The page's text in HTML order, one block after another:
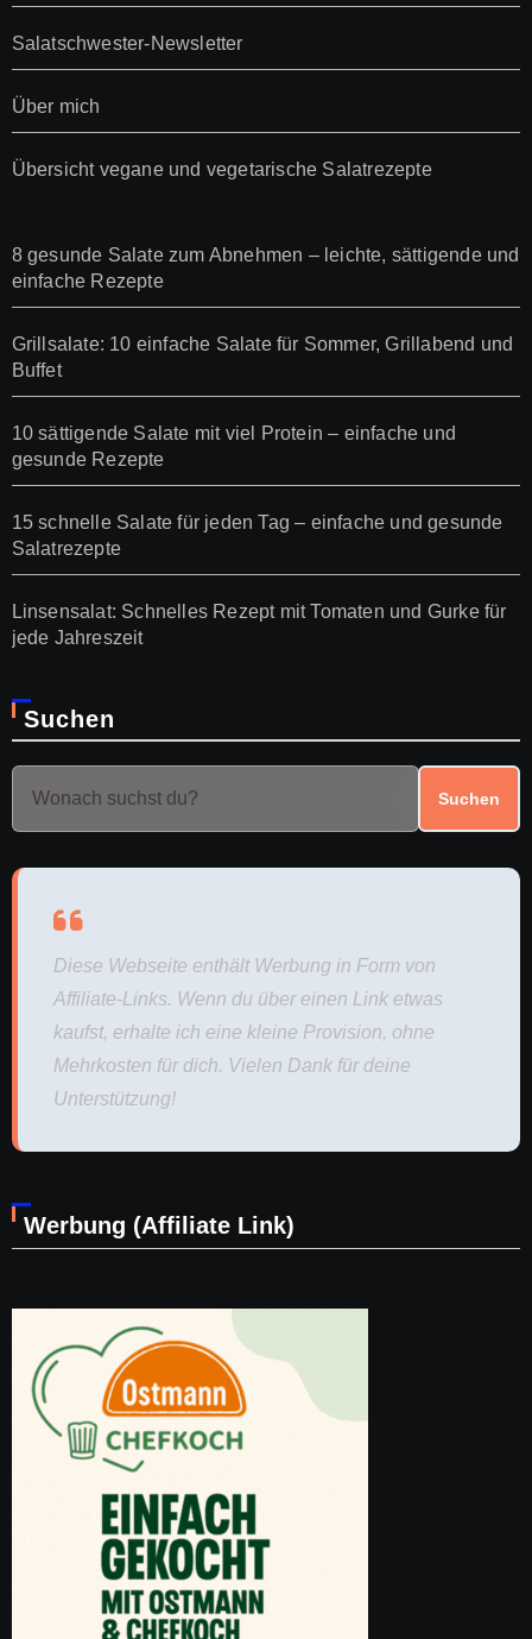
Salatschwester-Newsletter
Über mich
Übersicht vegane und vegetarische Salatrezepte
8 gesunde Salate zum Abnehmen – leichte, sättigende und
einfache Rezepte
Grillsalate: 10 einfache Salate für Sommer, Grillabend und
Buffet
10 sättigende Salate mit viel Protein – einfache und
gesunde Rezepte
15 schnelle Salate für jeden Tag – einfache und gesunde
Salatrezepte
Linsensalat: Schnelles Rezept mit Tomaten und Gurke für
jede Jahreszeit
Suchen
Suchen
Diese Webseite enthält Werbung in Form von
Affiliate-Links. Wenn du über einen Link etwas
kaufst, erhalte ich eine kleine Provision, ohne
Mehrkosten für dich. Vielen Dank für deine
Unterstützung!
Werbung (Affiliate Link)